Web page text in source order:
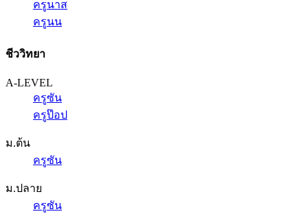
ครูนาส
ครูนน
ชีววิทยา
A-LEVEL
ครูซัน
ครูป๊อป
ม.ต้น
ครูซัน
ม.ปลาย
ครูซัน